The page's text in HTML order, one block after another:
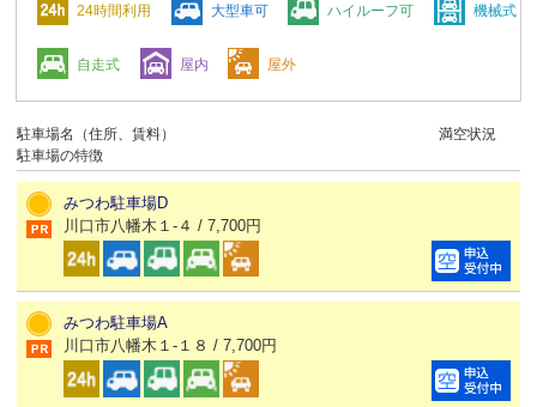
24時間利用 大型車可 ハイルーフ可 機械式
自走式 屋内 屋外
駐車場名（住所、賃料）
駐車場の特徴
満空状況
みつわ駐車場D
川口市八幡木１-４ / 7,700円
みつわ駐車場A
川口市八幡木１-１８ / 7,700円